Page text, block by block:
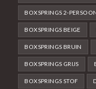
BOXSPRINGS 2-
BOXSPRINGS BEIGE
BOXSPRINGS BRUIN
BOXSPRINGS GRIJS
BOXSPRINGS STOF